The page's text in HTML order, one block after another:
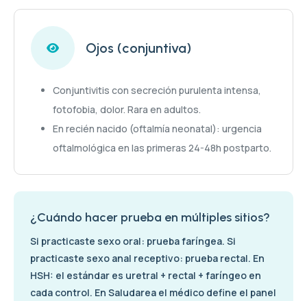
Ojos (conjuntiva)
Conjuntivitis con secreción purulenta intensa,
fotofobia, dolor. Rara en adultos.
En recién nacido (oftalmía neonatal): urgencia
oftalmológica en las primeras 24-48h postparto.
¿Cuándo hacer prueba en múltiples sitios?
Si practicaste sexo oral: prueba faríngea. Si
practicaste sexo anal receptivo: prueba rectal. En
HSH: el estándar es uretral + rectal + faríngeo en
cada control. En Saludarea el médico define el panel